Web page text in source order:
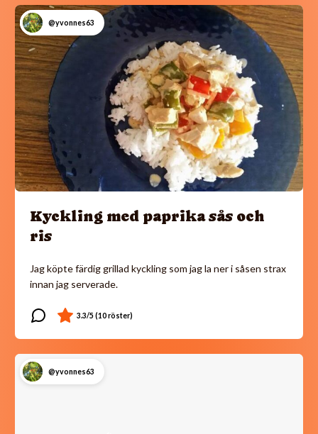
@yvonnes63
Kyckling med paprika sås och
ris
Jag köpte färdig grillad kyckling som jag la ner i såsen strax
innan jag serverade.
@yvonnes63